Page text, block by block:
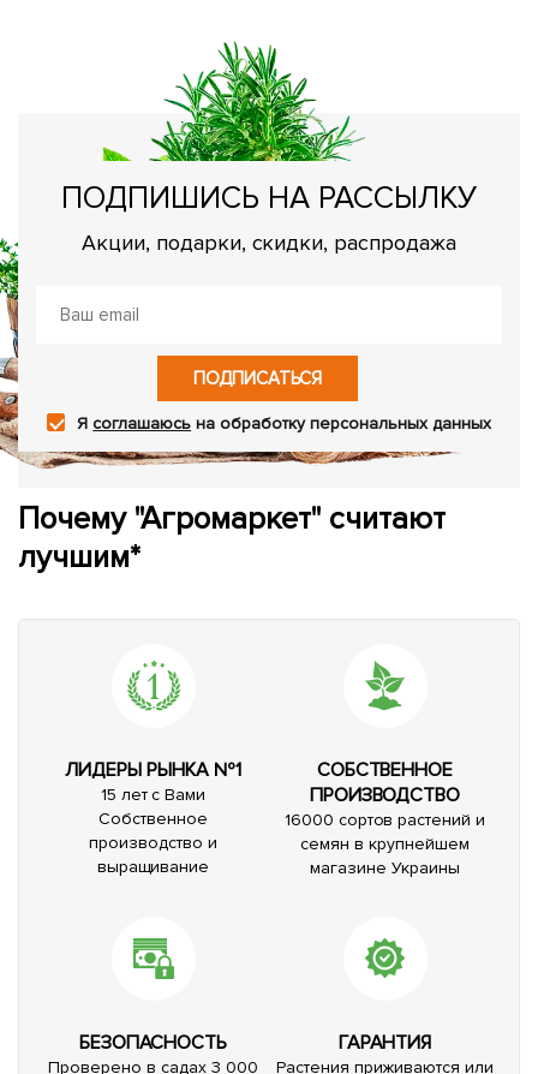
ПОДПИШИСЬ НА РАССЫЛКУ
Акции, подарки, скидки, распродажа
ПОДПИСАТЬСЯ
Ясоглашаюсь на обработку персональных данных
Почему "Агромаркет" считают
лучшим*
ЛИДЕРЫ РЫНКА №1
15 лет с Вами
Собственное
производство и
выращивание
СОБСТВЕННОЕ
ПРОИЗВОДСТВО
16000 сортов растений и
семян в крупнейшем
магазине Украины
БЕЗОПАСНОСТЬ
Проверено в садах 3 000
ГАРАНТИЯ
Растения приживаются или